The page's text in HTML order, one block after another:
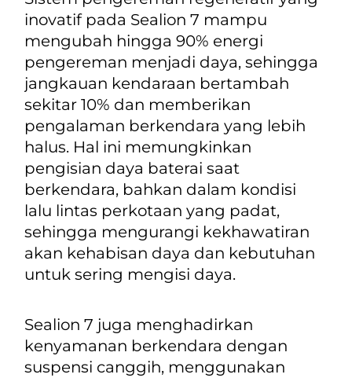
inovatif pada Sealion 7 mampu
mengubah hingga 90% energi
pengereman menjadi daya, sehingga
jangkauan kendaraan bertambah
sekitar 10% dan memberikan
pengalaman berkendara yang lebih
halus. Hal ini memungkinkan
pengisian daya baterai saat
berkendara, bahkan dalam kondisi
lalu lintas perkotaan yang padat,
sehingga mengurangi kekhawatiran
akan kehabisan daya dan kebutuhan
untuk sering mengisi daya.
Sealion 7 juga menghadirkan
kenyamanan berkendara dengan
suspensi canggih, menggunakan